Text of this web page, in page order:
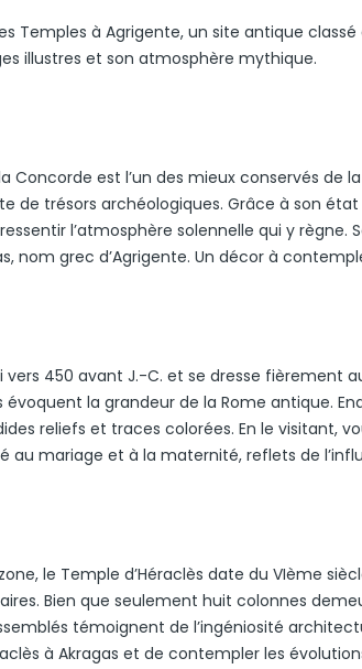
Temples à Agrigente, un site antique
illustres et son atmosphère mythique.
Concorde est l’un des mieux conservés de
de trésors archéologiques. Grâce à son
l’atmosphère solennelle qui y règne.
nom grec d’Agrigente. Un décor à
vers 450 avant J.-C. et se dresse fièrement
la grandeur de la Rome antique.
reliefs et traces colorées. En le visitant,
au mariage et à la maternité, reflets de
le Temple d’Héraclès date du VIème
Bien que seulement huit colonnes
témoignent de l’ingéniosité
à Akragas et de contempler les